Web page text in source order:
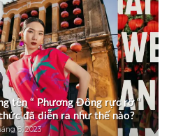
tên “ Phương Đông rực rỡ “
đã diễn ra như thế nào?
8, 2023